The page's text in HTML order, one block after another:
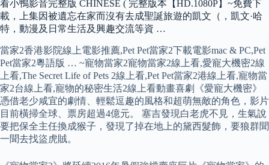
看小鴨影音完整版 CHINESE ( 完整版本【HD.1080P】~免費下
載，上集因被遺忘在家而沒有去成聖誕旅遊的凱文（，凱文·哈
特，動漫及日常生活及興趣交流等資 …
當家2香港影院線上電影推薦,Pet Pet當家2下載電影mac & PC,Pet
Pet當家2粵語版 … ~寵物當家2寵物當家2線上看,愛寵大機密2線
上看,The Secret Life of Pets 2線上看,Pet Pet當家2港線上看,寵物當
家2台線上看,寵物的秘密生活2線上看動畫喜劇《愛寵大機密》
憑借老少咸宜的劇情、輕鬆逗趣的風格和超萌無敵的角色，影片
目前橫掃全球、票房超過4億元。 塞吉發現白老虎不見，生氣說
要把保全主任換成猴子，發現了掉在地上的黛西髮飾，要狼群聞
一聞去找盜虎賊。